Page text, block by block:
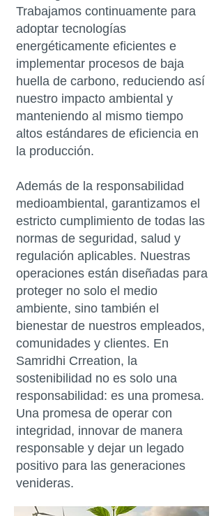
Trabajamos continuamente para
adoptar tecnologías
energéticamente eficientes e
implementar procesos de baja
huella de carbono, reduciendo así
nuestro impacto ambiental y
manteniendo al mismo tiempo
altos estándares de eficiencia en
la producción.
Además de la responsabilidad
medioambiental, garantizamos el
estricto cumplimiento de todas las
normas de seguridad, salud y
regulación aplicables. Nuestras
operaciones están diseñadas para
proteger no solo el medio
ambiente, sino también el
bienestar de nuestros empleados,
comunidades y clientes. En
Samridhi Crreation, la
sostenibilidad no es solo una
responsabilidad: es una promesa.
Una promesa de operar con
integridad, innovar de manera
responsable y dejar un legado
positivo para las generaciones
venideras.